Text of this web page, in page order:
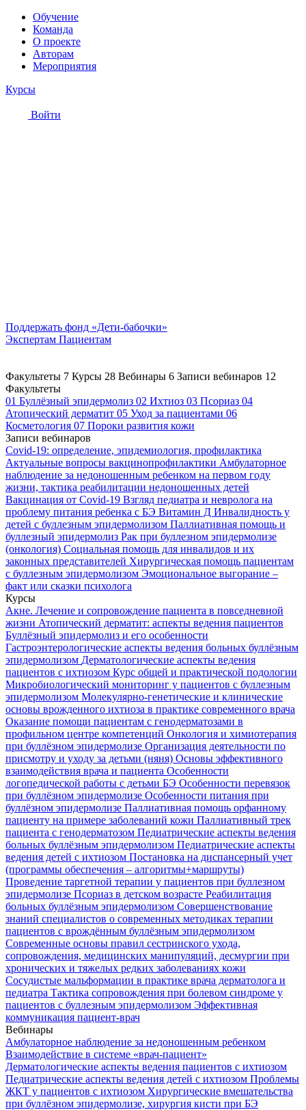
Обучение
Команда
О проекте
Авторам
Мероприятия
Курсы
Войти
Поддержать фонд «Дети-бабочки»
Экспертам Пациентам
Факультеты 7 Курсы 28 Вебинары 6 Записи вебинаров 12
Факультеты
01 Буллёзный эпидермолиз 02 Ихтиоз 03 Псориаз 04
Атопический дерматит 05 Уход за пациентами 06
Косметология 07 Пороки развития кожи
Записи вебинаров
Covid-19: определение, эпидемиология, профилактика
Актуальные вопросы вакцинопрофилактики Амбулаторное
наблюдение за недоношенным ребенком на первом году
жизни, тактика реабилитации недоношенных детей
Вакцинация от Covid-19 Взгляд педиатра и невролога на
проблему питания ребенка с БЭ Витамин Д Инвалидность у
детей с буллезным эпидермолизом Паллиативная помощь и
буллезный эпидермолиз Рак при буллезном эпидермолизе
(онкология) Социальная помощь для инвалидов и их
законных представителей Хирургическая помощь пациентам
с буллезным эпидермолизом Эмоциональное выгорание –
факт или сказки психолога
Курсы
Акне. Лечение и сопровождение пациента в повседневной
жизни Атопический дерматит: аспекты ведения пациентов
Буллёзный эпидермолиз и его особенности
Гастроэнтерологические аспекты ведения больных буллёзным
эпидермолизом Дерматологические аспекты ведения
пациентов с ихтиозом Курс общей и практической подологии
Микробиологический мониторинг у пациентов с буллезным
эпидермолизом Молекулярно-генетические и клинические
основы врожденного ихтиоза в практике современного врача
Оказание помощи пациентам с генодерматозами в
профильном центре компетенций Онкология и химиотерапия
при буллёзном эпидермолизе Организация деятельности по
присмотру и уходу за детьми (няня) Основы эффективного
взаимодействия врача и пациента Особенности
логопедической работы с детьми БЭ Особенности перевязок
при буллёзном эпидермолизе Особенности питания при
буллёзном эпидермолизе Паллиативная помощь орфанному
пациенту на примере заболеваний кожи Паллиативный трек
пациента с генодерматозом Педиатрические аспекты ведения
больных буллёзным эпидермолизом Педиатрические аспекты
ведения детей с ихтиозом Постановка на диспансерный учет
(программы обеспечения – алгоритмы+маршруты)
Проведение таргетной терапии у пациентов при буллезном
эпидермолизе Псориаз в детском возрасте Реабилитация
больных буллёзным эпидермолизом Совершенствование
знаний специалистов о современных методиках терапии
пациентов с врождённым буллёзным эпидермолизом
Современные основы правил сестринского ухода,
сопровождения, медицинских манипуляций, десмургии при
хронических и тяжелых редких заболеваниях кожи
Сосудистые мальформации в практике врача дерматолога и
педиатра Тактика сопровождения при болевом синдроме у
пациентов с буллезным эпидермолизом Эффективная
коммуникация пациент-врач
Вебинары
Амбулаторное наблюдение за недоношенным ребенком
Взаимодействие в системе «врач-пациент»
Дерматологические аспекты ведения пациентов с ихтиозом
Педиатрические аспекты ведения детей с ихтиозом Проблемы
ЖКТ у пациентов с ихтиозом Хирургические вмешательства
при буллёзном эпидермолизе, хирургия кисти при БЭ